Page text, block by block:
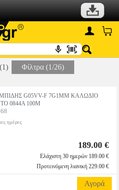
Φίλτρα (1/26)
G05VV-F 7G1MM ΚΑΛΩΔΙΟ
0844Α 100Μ
ημέρες
189.00 €
Ελάχιστη 30 ημερών 189.00 €
Προτεινόμενη λιανική 229.00 €
Αγορά